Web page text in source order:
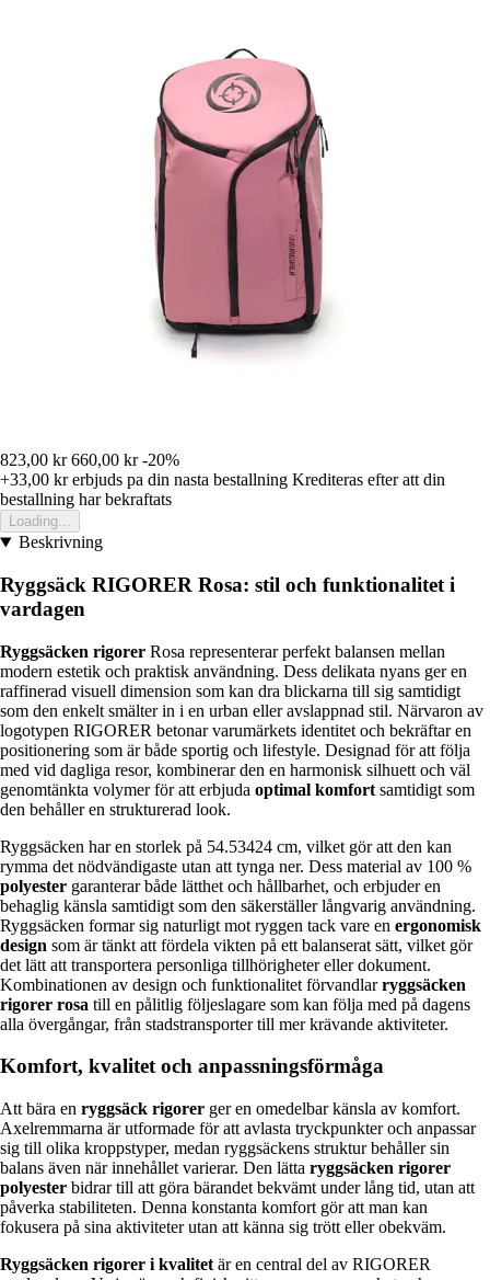
823,00 kr 660,00 kr -20%
+33,00 krerbjuds pa din nasta bestallning Krediteras efter att din
bestallning har bekraftats
Loading...
Beskrivning
Ryggsäck RIGORER Rosa: stil och funktionalitet i
vardagen
Ryggsäcken rigorer Rosa representerar perfekt balansen mellan
modern estetik och praktisk användning. Dess delikata nyans ger en
raffinerad visuell dimension som kan dra blickarna till sig samtidigt
som den enkelt smälter in i en urban eller avslappnad stil. Närvaron av
logotypen RIGORER betonar varumärkets identitet och bekräftar en
positionering som är både sportig och lifestyle. Designad för att följa
med vid dagliga resor, kombinerar den en harmonisk silhuett och väl
genomtänkta volymer för att erbjuda optimal komfort samtidigt som
den behåller en strukturerad look.
Ryggsäcken har en storlek på 54.53424 cm, vilket gör att den kan
rymma det nödvändigaste utan att tynga ner. Dess material av 100 %
polyester garanterar både lätthet och hållbarhet, och erbjuder en
behaglig känsla samtidigt som den säkerställer långvarig användning.
Ryggsäcken formar sig naturligt mot ryggen tack vare en ergonomisk
design som är tänkt att fördela vikten på ett balanserat sätt, vilket gör
det lätt att transportera personliga tillhörigheter eller dokument.
Kombinationen av design och funktionalitet förvandlarryggsäcken
rigorer rosa till en pålitlig följeslagare som kan följa med på dagens
alla övergångar, från stadstransporter till mer krävande aktiviteter.
Komfort, kvalitet och anpassningsförmåga
Att bära en ryggsäck rigorer ger en omedelbar känsla av komfort.
Axelremmarna är utformade för att avlasta tryckpunkter och anpassar
sig till olika kroppstyper, medan ryggsäckens struktur behåller sin
balans även när innehållet varierar. Den lätta ryggsäcken rigorer
polyester bidrar till att göra bärandet bekvämt under lång tid, utan att
påverka stabiliteten. Denna konstanta komfort gör att man kan
fokusera på sina aktiviteter utan att känna sig trött eller obekväm.
Ryggsäcken rigorer i kvalitet är en central del av RIGORER